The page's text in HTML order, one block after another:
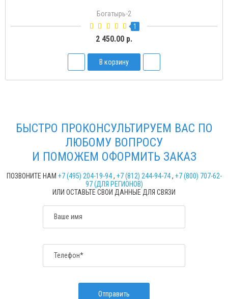
Богатырь-2
1
2 450.00 р.
В корзину
БЫСТРО ПРОКОНСУЛЬТИРУЕМ ВАС ПО
ЛЮБОМУ ВОПРОСУ
И ПОМОЖЕМ ОФОРМИТЬ ЗАКАЗ
ПОЗВОНИТЕ НАМ +7 (495) 204-19-94, +7 (812) 244-94-74, +7 (800) 707-62-
97 (ДЛЯ РЕГИОНОВ)
ИЛИ ОСТАВЬТЕ СВОИ ДАННЫЕ ДЛЯ СВЯЗИ
Ваше имя
Телефон*
Отправить